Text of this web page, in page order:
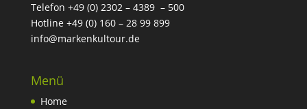
Telefon +49 (0) 2302 – 4389 – 500
Hotline +49 (0) 160 – 28 99 899
info@markenkultour.de
Menü
Home